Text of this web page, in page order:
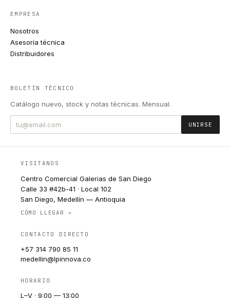
EMPRESA
Nosotros
Asesoría técnica
Distribuidores
BOLETÍN TÉCNICO
Catálogo nuevo, stock y notas técnicas. Mensual.
UNIRSE
VISITANOS
Centro Comercial Galerias de San Diego
Calle 33 #42b-41 · Local 102
San Diego, Medellín — Antioquia
CÓMO LLEGAR →
CONTACTO DIRECTO
+57 314 790 85 11
medellin@lpinnova.co
HORARIO
L–V · 9:00 — 13:00